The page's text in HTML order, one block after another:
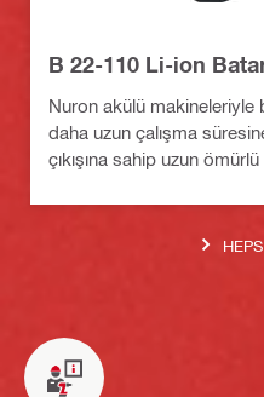
B 22-110 Li-ion
Nuron akülü makineleriyle
daha uzun çalışma
çıkışına sahip uzun